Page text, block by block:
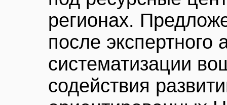
регионах.
после экспертного
систематизации
содействия